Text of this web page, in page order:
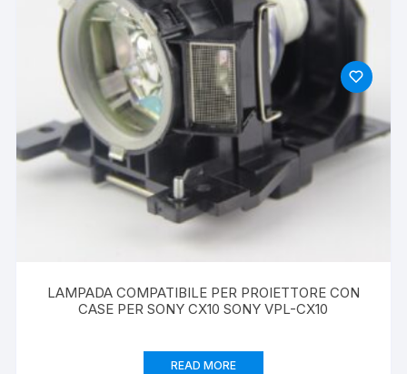
LAMPADA COMPATIBILE PER PROIETTORE CON
CASE PER SONY CX10 SONY VPL-CX10
READ MORE